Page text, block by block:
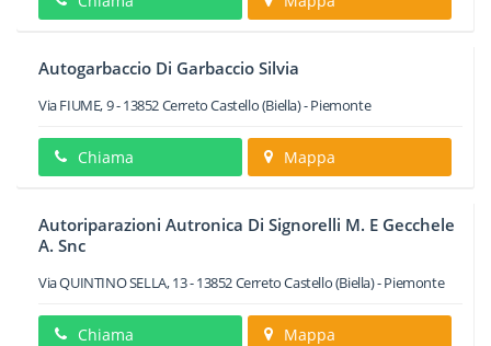
Autogarbaccio Di Garbaccio Silvia
Via FIUME, 9-13852Cerreto Castello(Biella) -Piemonte
Chiama Mappa
Autoriparazioni Autronica Di Signorelli M. E Gecchele
A. Snc
Via QUINTINO SELLA, 13-13852Cerreto Castello(Biella) -Piemonte
Chiama Mappa